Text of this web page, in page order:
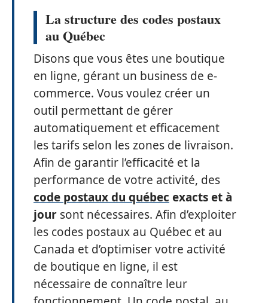
La structure des codes postaux
au Québec
Disons que vous êtes une boutique
en ligne, gérant un business de e-
commerce. Vous voulez créer un
outil permettant de gérer
automatiquement et efficacement
les tarifs selon les zones de livraison.
Afin de garantir l’efficacité et la
performance de votre activité, des
code postaux du québec exacts et à
jour sont nécessaires. Afin d’exploiter
les codes postaux au Québec et au
Canada et d’optimiser votre activité
de boutique en ligne, il est
nécessaire de connaître leur